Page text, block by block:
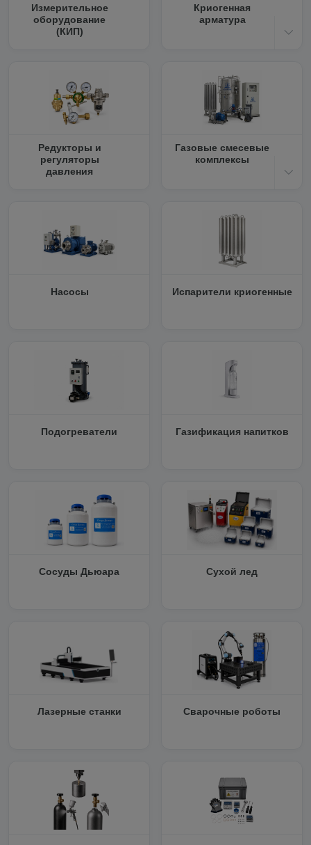
Измерительное
оборудование
(КИП)
Криогенная
арматура
Редукторы и
регуляторы
давления
Газовые смесевые
комплексы
Насосы Испарители криогенные
Подогреватели Газификация напитков
Сосуды Дьюара Сухой лед
Лазерные станки Сварочные роботы